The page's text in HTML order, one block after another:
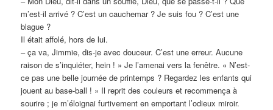
m’est-il arrivé ? C’est un cauchemar ? Je suis fou ? C’est une
blague ?
Il était affolé, hors de lui.
– ça va, Jimmie, dis-je avec douceur. C’est une erreur. Aucune
raison de s’inquiéter, hein ! » Je l’amenai vers la fenêtre. « N’est-
ce pas une belle journée de printemps ? Regardez les enfants qui
jouent au base-ball ! » Il reprit des couleurs et recommença à
sourire ; je m’éloignai furtivement en emportant l’odieux miroir.